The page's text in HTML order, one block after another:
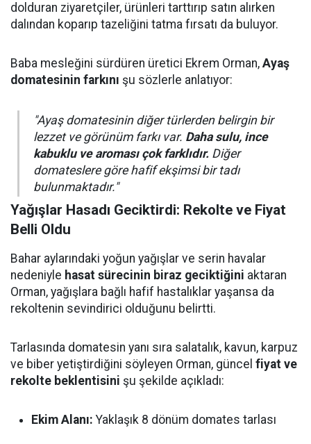
dolduran ziyaretçiler, ürünleri tarttırıp satın alırken
dalından koparıp tazeliğini tatma fırsatı da buluyor.
Baba mesleğini sürdüren üretici Ekrem Orman, Ayaş
domatesinin farkını şu sözlerle anlatıyor:
"Ayaş domatesinin diğer türlerden belirgin bir
lezzet ve görünüm farkı var. Daha sulu, ince
kabuklu ve aroması çok farklıdır. Diğer
domateslere göre hafif ekşimsi bir tadı
bulunmaktadır."
Yağışlar Hasadı Geciktirdi: Rekolte ve Fiyat
Belli Oldu
Bahar aylarındaki yoğun yağışlar ve serin havalar
nedeniyle hasat sürecinin biraz geciktiğini aktaran
Orman, yağışlara bağlı hafif hastalıklar yaşansa da
rekoltenin sevindirici olduğunu belirtti.
Tarlasında domatesin yanı sıra salatalık, kavun, karpuz
ve biber yetiştirdiğini söyleyen Orman, güncel fiyat ve
rekolte beklentisini şu şekilde açıkladı:
Ekim Alanı: Yaklaşık 8 dönüm domates tarlası